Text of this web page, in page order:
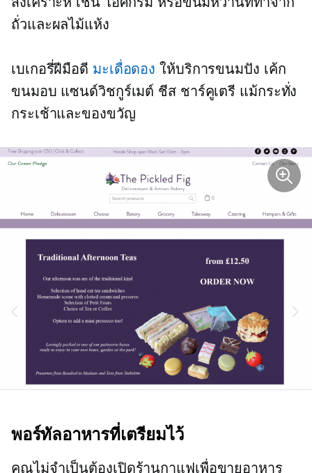
ถั่วและผลไม้แห้ง
เบเกอรี่ฝีมือดี มะเดื่อดอง ให้บริการขนมปัง เค้ก
ขนมอบ แซนด์วิชกูร์เมต์ ชีส ชาร์คูเตรี แม้กระทั่ง
กระเช้าและของขวัญ
พอร์ทัลอาหารที่เตรียมไว้
คุณไม่จำเป็นต้องเปิดร้านกาแฟเพื่อขายอาหาร